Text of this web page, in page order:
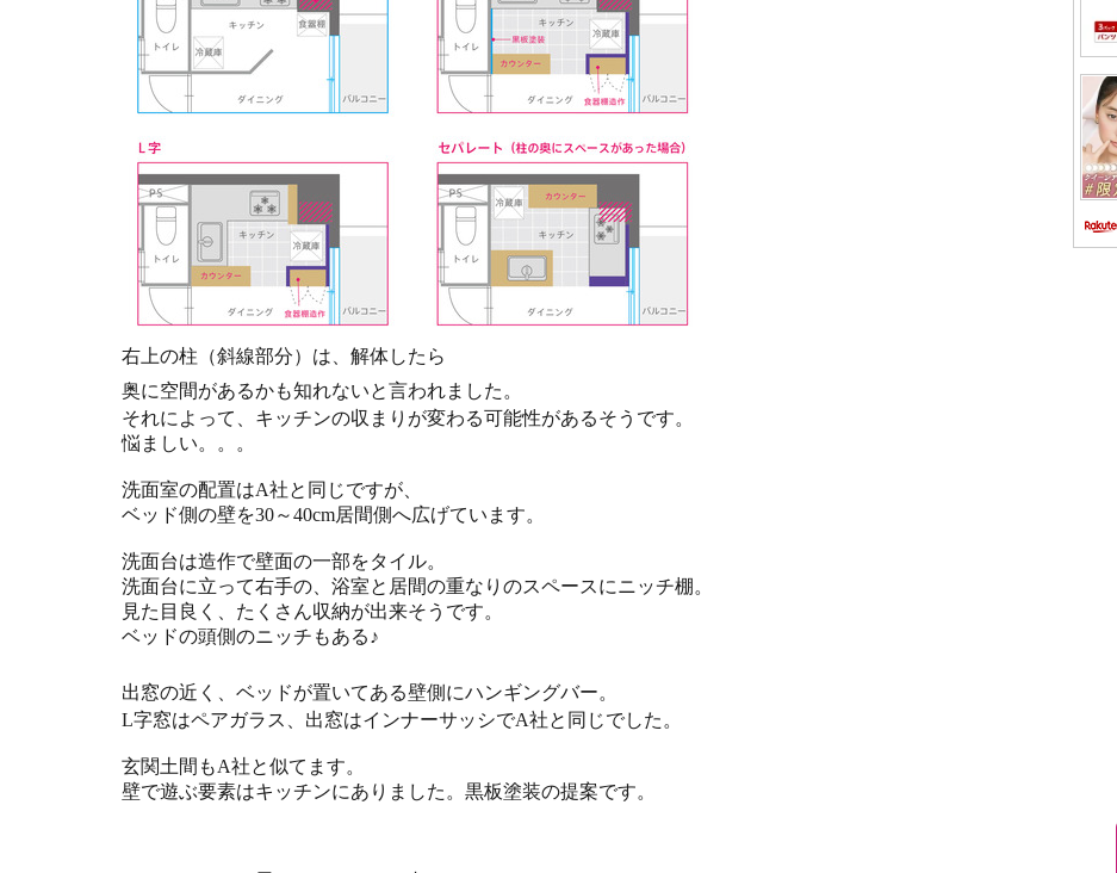
右上の柱（斜線部分）は、解体したら
奥に空間があるかも知れないと言われました。
それによって、キッチンの収まりが変わる可能性があるそうです。
悩ましい。。。
洗面室の配置はA社と同じですが、
ベッド側の壁を30～40cm居間側へ広げています。
洗面台は造作で壁面の一部をタイル。
洗面台に立って右手の、浴室と居間の重なりのスペースにニッチ棚。
見た目良く、たくさん収納が出来そうです。
ベッドの頭側のニッチもある♪
出窓の近く、ベッドが置いてある壁側にハンギングバー。
L字窓はペアガラス、出窓はインナーサッシでA社と同じでした。
玄関土間もA社と似てます。
壁で遊ぶ要素はキッチンにありました。黒板塗装の提案です。